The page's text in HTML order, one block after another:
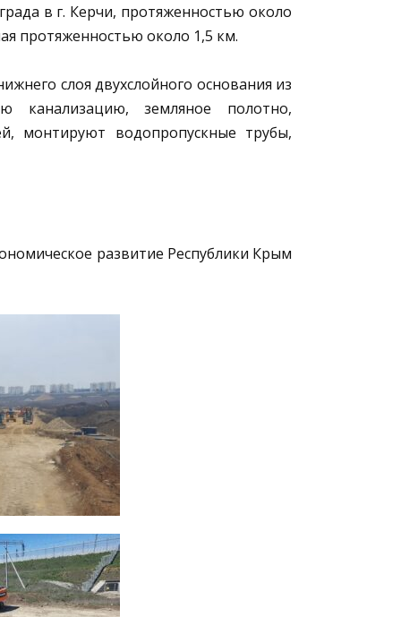
в г. Керчи, протяженностью около
протяженностью около 1,5 км.
слоя двухслойного основания из
канализацию, земляное полотно,
монтируют водопропускные трубы,
развитие Республики Крым